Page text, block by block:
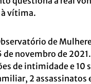
vítima.
de
novembro de
de intimidade e 10
2 assassinatos